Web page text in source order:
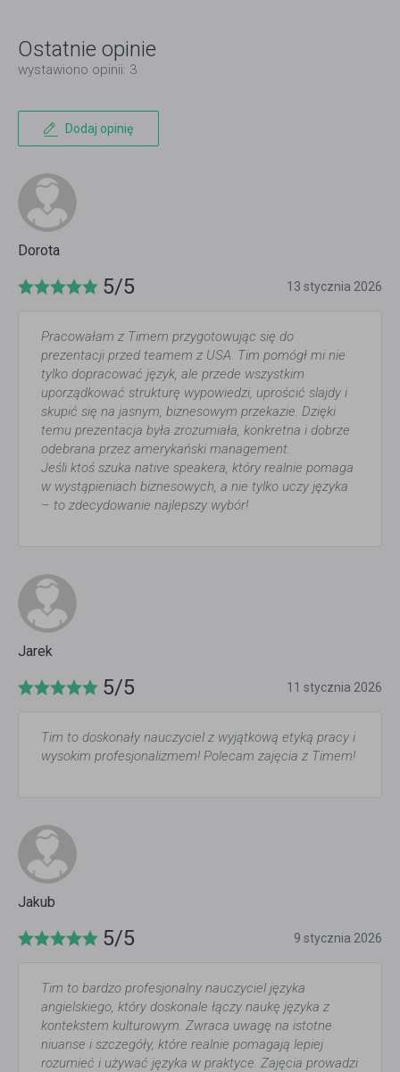
Ostatnie opinie
wystawiono opinii: 3
Dodaj opinię
Dorota
5/5 13 stycznia 2026
Pracowałam z Timem przygotowując się do
prezentacji przed teamem z USA. Tim pomógł mi nie
tylko dopracować język, ale przede wszystkim
uporządkować strukturę wypowiedzi, uprościć slajdy i
skupić się na jasnym, biznesowym przekazie. Dzięki
temu prezentacja była zrozumiała, konkretna i dobrze
odebrana przez amerykański management.
Jeśli ktoś szuka native speakera, który realnie pomaga
w wystąpieniach biznesowych, a nie tylko uczy języka
– to zdecydowanie najlepszy wybór!
Jarek
5/5 11 stycznia 2026
Tim to doskonały nauczyciel z wyjątkową etyką pracy i
wysokim profesjonalizmem! Polecam zajęcia z Timem!
Jakub
5/5 9 stycznia 2026
Tim to bardzo profesjonalny nauczyciel języka
angielskiego, który doskonale łączy naukę języka z
kontekstem kulturowym. Zwraca uwagę na istotne
niuanse i szczegóły, które realnie pomagają lepiej
rozumieć i używać języka w praktyce. Zajęcia prowadzi